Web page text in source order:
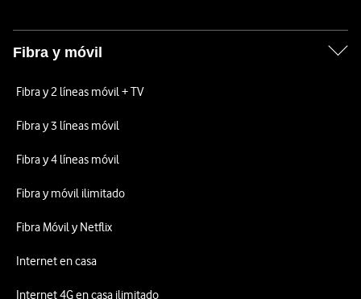
Fibra y móvil
Fibra y 2 líneas móvil + TV
Fibra y 3 líneas móvil
Fibra y 4 líneas móvil
Fibra y móvil ilimitado
Fibra Móvil y Netflix
Internet en casa
Internet 4G en casa ilimitado